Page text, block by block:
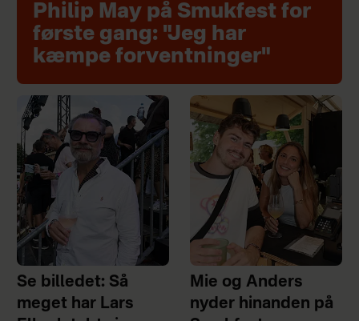
Philip May på Smukfest for
første gang: "Jeg har
kæmpe forventninger"
Se billedet: Så
meget har Lars
Mie og Anders
nyder hinanden på